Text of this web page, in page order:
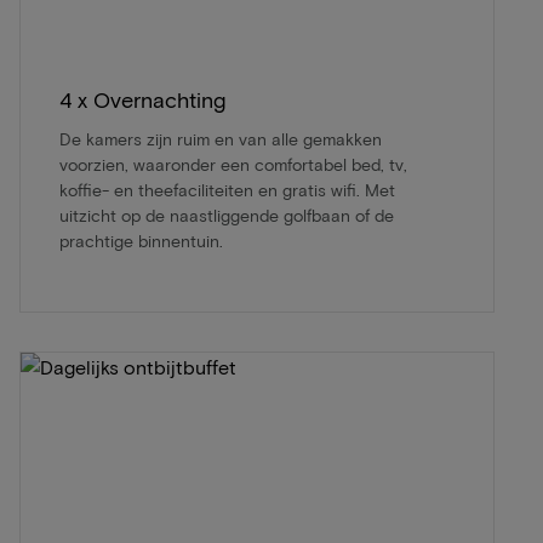
4 x Overnachting
De kamers zijn ruim en van alle gemakken
voorzien, waaronder een comfortabel bed, tv,
koffie- en theefaciliteiten en gratis wifi. Met
uitzicht op de naastliggende golfbaan of de
prachtige binnentuin.